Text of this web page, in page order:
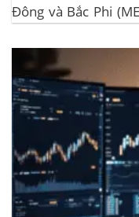
Đông và Bắc Phi
vào lĩnh vực bất